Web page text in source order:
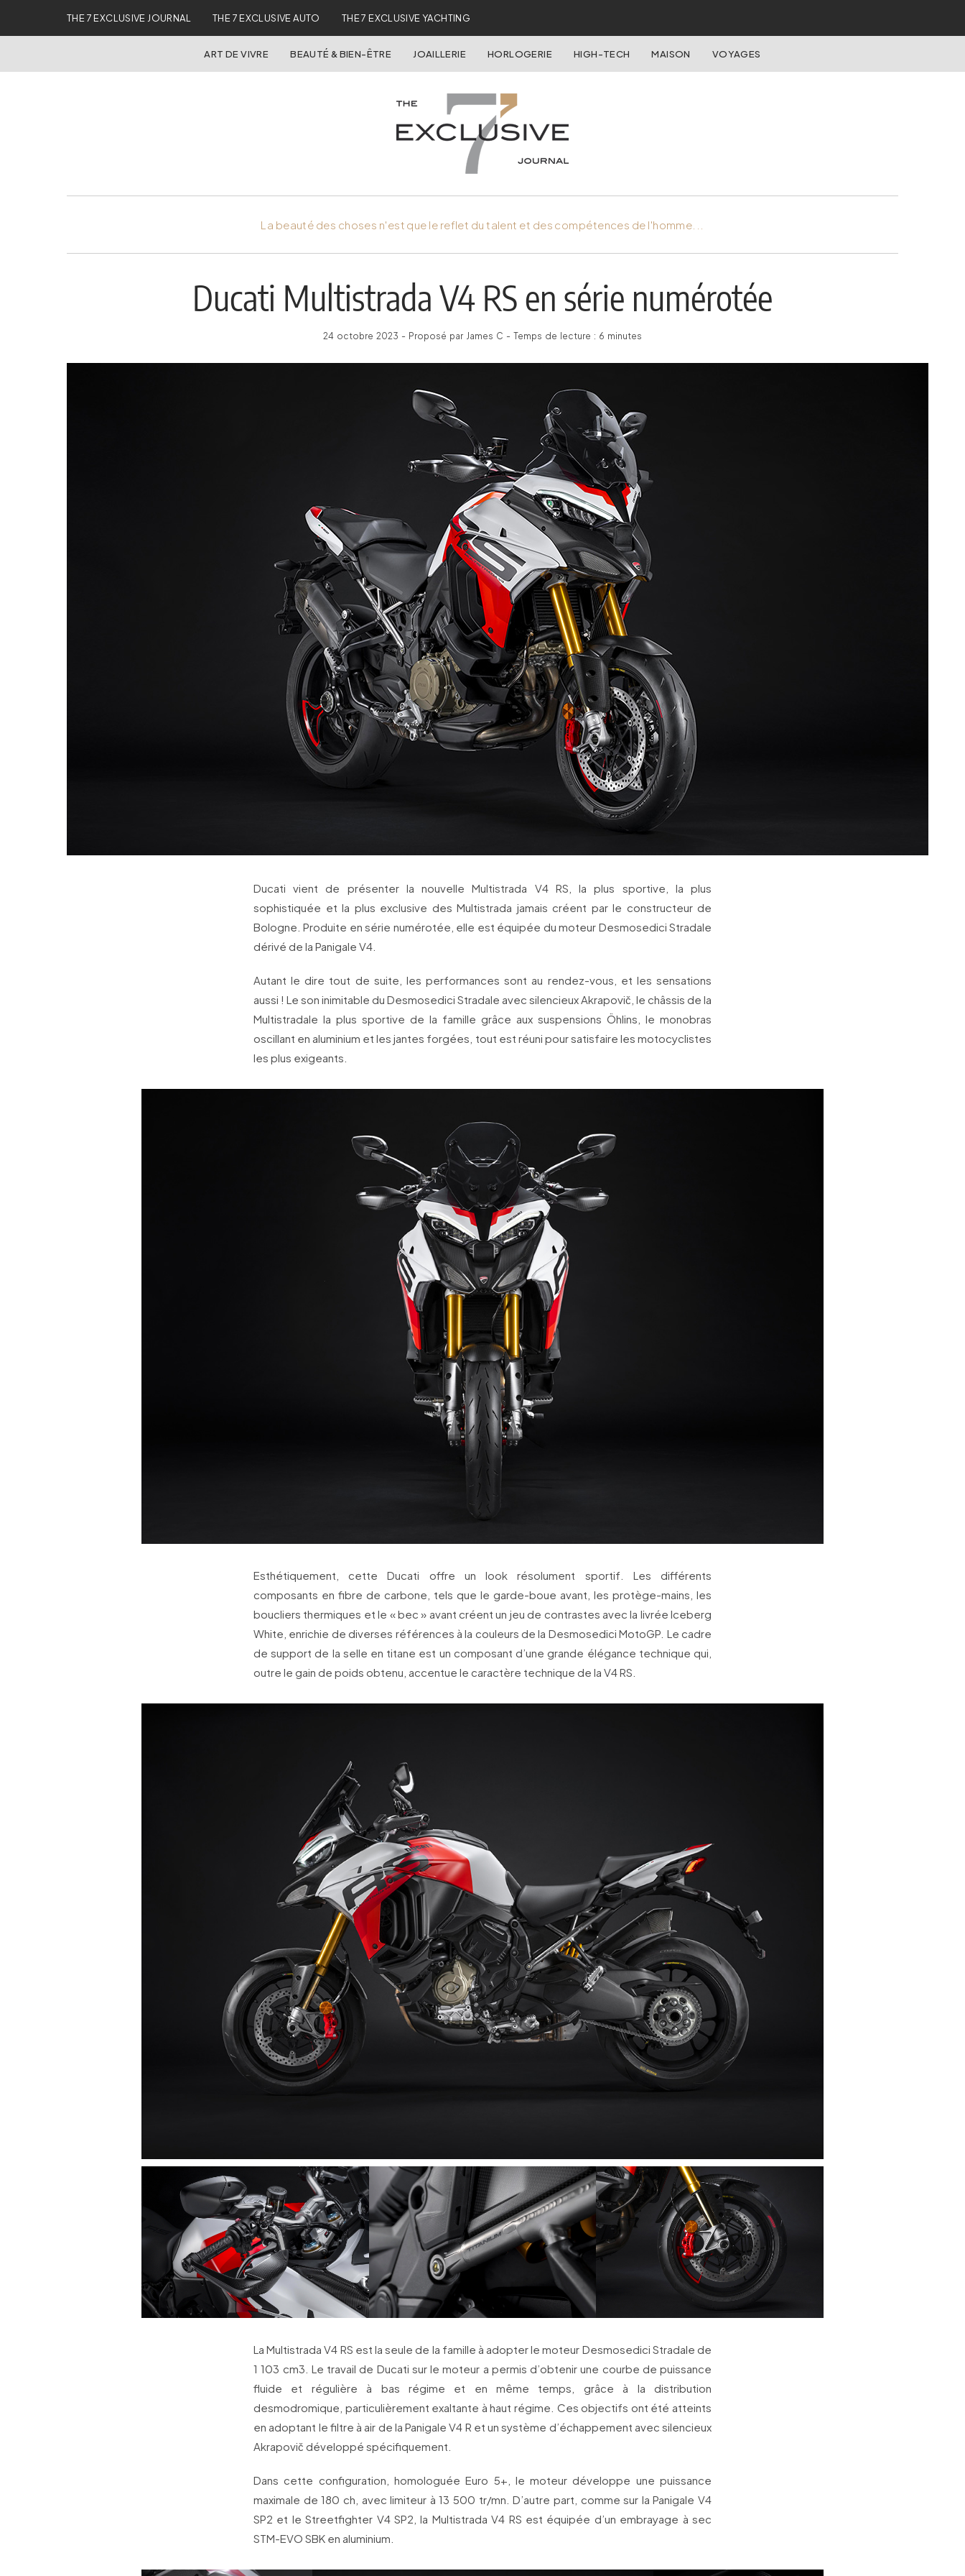
THE 7 EXCLUSIVE JOURNAL THE 7 EXCLUSIVE AUTO THE 7 EXCLUSIVE YACHTING
ART DE VIVRE BEAUTÉ & BIEN-ÊTRE JOAILLERIE HORLOGERIE HIGH-TECH MAISON VOYAGES
La beauté des choses n'est que le reflet du talent et des compétences de l'homme...
Ducati Multistrada V4 RS en série numérotée
24 octobre 2023 - Proposé par James C - Temps de lecture : 6 minutes
Ducati vient de présenter la nouvelle Multistrada V4 RS, la plus sportive, la plus
sophistiquée et la plus exclusive des Multistrada jamais créent par le constructeur de
Bologne. Produite en série numérotée, elle est équipée du moteur Desmosedici Stradale
dérivé de la Panigale V4.
Autant le dire tout de suite, les performances sont au rendez-vous, et les sensations
aussi ! Le son inimitable du Desmosedici Stradale avec silencieux Akrapovič, le châssis de la
Multistradale la plus sportive de la famille grâce aux suspensions Öhlins, le monobras
oscillant en aluminium et les jantes forgées, tout est réuni pour satisfaire les motocyclistes
les plus exigeants.
Esthétiquement, cette Ducati offre un look résolument sportif. Les différents
composants en fibre de carbone, tels que le garde-boue avant, les protège-mains, les
boucliers thermiques et le « bec » avant créent un jeu de contrastes avec la livrée Iceberg
White, enrichie de diverses références à la couleurs de la Desmosedici MotoGP. Le cadre
de support de la selle en titane est un composant d’une grande élégance technique qui,
outre le gain de poids obtenu, accentue le caractère technique de la V4 RS.
La Multistrada V4 RS est la seule de la famille à adopter le moteur Desmosedici Stradale de
1 103 cm3. Le travail de Ducati sur le moteur a permis d’obtenir une courbe de puissance
fluide et régulière à bas régime et en même temps, grâce à la distribution
desmodromique, particulièrement exaltante à haut régime. Ces objectifs ont été atteints
en adoptant le filtre à air de la Panigale V4 R et un système d’échappement avec silencieux
Akrapovič développé spécifiquement.
Dans cette configuration, homologuée Euro 5+, le moteur développe une puissance
maximale de 180 ch, avec limiteur à 13 500 tr/mn. D’autre part, comme sur la Panigale V4
SP2 et le Streetfighter V4 SP2, la Multistrada V4 RS est équipée d’un embrayage à sec
STM-EVO SBK en aluminium.